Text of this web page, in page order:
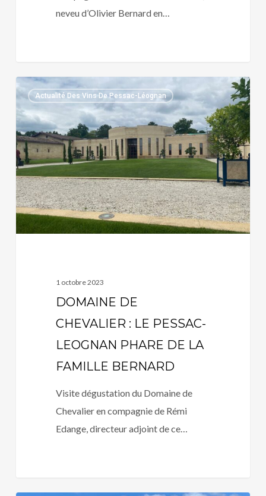
neveu d’Olivier Bernard en…
DOMAINE
DE
CHEVALIER
:
LE
PESSAC-
LEOGNAN
PHARE
BERNARD
Actualité Des Vins De Pessac-Léognan
1 octobre 2023
DOMAINE DE
CHEVALIER : LE PESSAC-
LEOGNAN PHARE DE LA
FAMILLE BERNARD
Visite dégustation du Domaine de
Chevalier en compagnie de Rémi
Edange, directeur adjoint de ce…